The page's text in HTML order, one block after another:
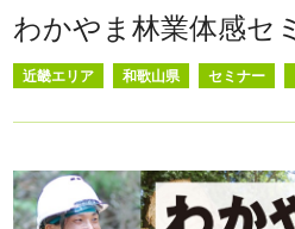
わかやま林業体感セ
近畿エリア 和歌山県 セミナー